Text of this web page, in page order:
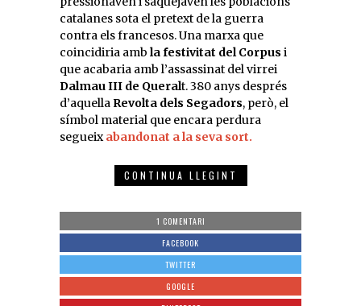
catalanes sota el pretext de la guerra
contra els francesos. Una marxa que
coincidiria amb la festivitat del Corpus i
que acabaria amb l’assassinat del virrei
Dalmau III de Queralt. 380 anys després
d’aquella Revolta dels Segadors, però, el
símbol material que encara perdura
segueixabandonat a la seva sort.
CONTINUA LLEGINT
1 COMENTARI
FACEBOOK
TWITTER
GOOGLE